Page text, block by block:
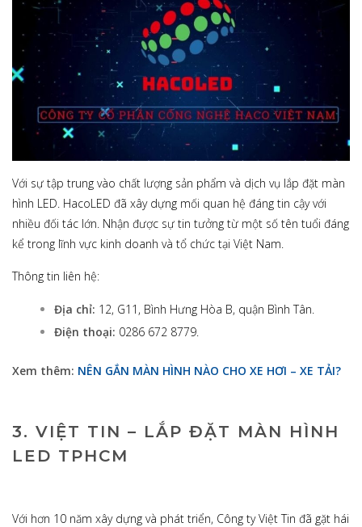
Với sự tập trung vào chất lượng sản phẩm và dịch vụ lắp đặt màn
hình LED. HacoLED đã xây dựng mối quan hệ đáng tin cậy với
nhiều đối tác lớn. Nhận được sự tin tưởng từ một số tên tuổi đáng
kể trong lĩnh vực kinh doanh và tổ chức tại Việt Nam.
Thông tin liên hệ:
Địa chỉ: 12, G11, Bình Hưng Hòa B, quận Bình Tân.
Điện thoại: 0286 672 8779.
Xem thêm: NÊN GẮN MÀN HÌNH NÀO CHO XE HƠI – XE TẢI?
3. VIỆT TIN – LẮP ĐẶT MÀN HÌNH
LED TPHCM
Với hơn 10 năm xây dựng và phát triển, Công ty Việt Tin đã gặt hái